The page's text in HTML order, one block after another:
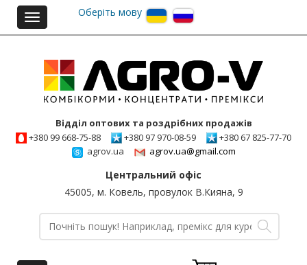
Toggle
navigation
Оберіть мову
Відділ оптових та роздрібних продажів
+380 99 668-75-88
+380 97 970-08-59
+380 67 825-77-70
agrov.ua
agrov.ua@gmail.com
Центральний офіс
45005, м. Ковель, провулок В.Кияна, 9